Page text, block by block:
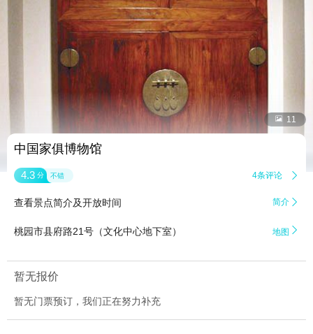
 11
中国家俱博物馆
4.3 分 不错 4条评论 
查看景点简介及开放时间 简介 
桃园市县府路21号（文化中心地下室） 地图 
暂无报价
暂无门票预订，我们正在努力补充